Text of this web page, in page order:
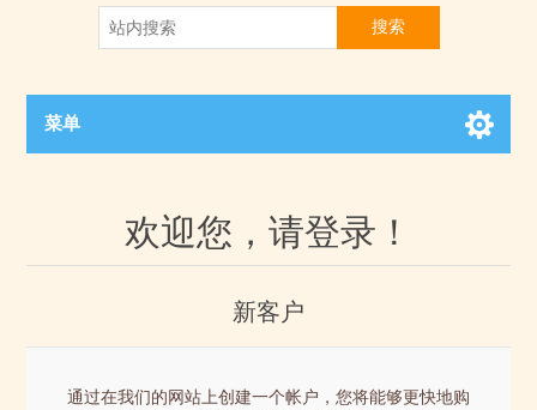
搜索
菜单
欢迎您，请登录！
新客户
通过在我们的网站上创建一个帐户，您将能够更快地购